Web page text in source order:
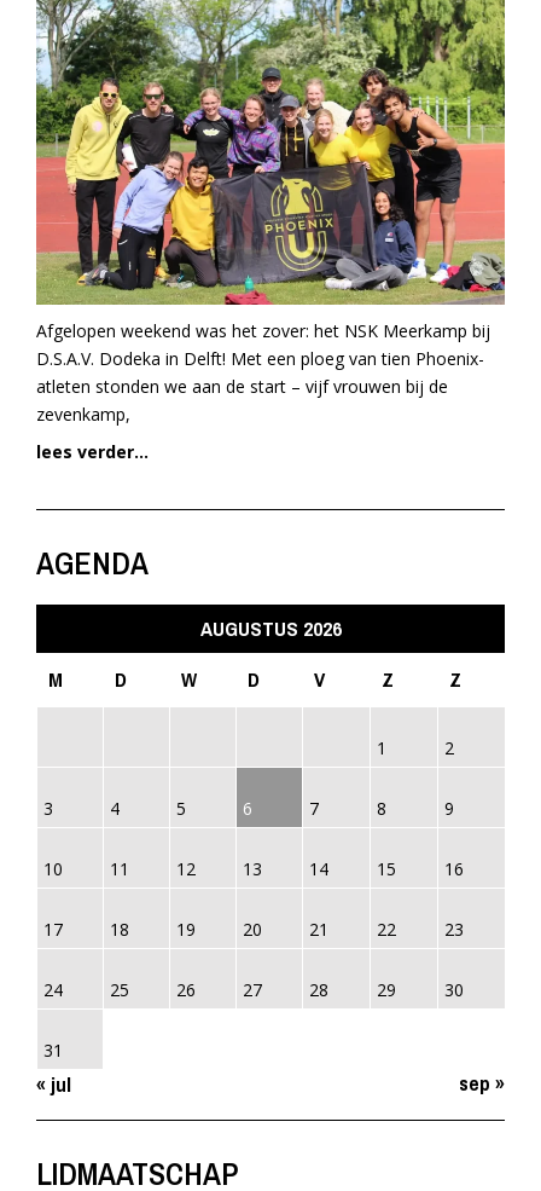
Afgelopen weekend was het zover: het NSK Meerkamp bij
D.S.A.V. Dodeka in Delft! Met een ploeg van tien Phoenix-
atleten stonden we aan de start – vijf vrouwen bij de
zevenkamp,
lees verder...
AGENDA
AUGUSTUS 2026
M
D W D V Z Z
1 2
3 4 5 6 7 8 9
10 11 12 13 14 15 16
17 18 19 20 21 22 23
24 25 26 27 28 29 30
31
« jul sep »
LIDMAATSCHAP